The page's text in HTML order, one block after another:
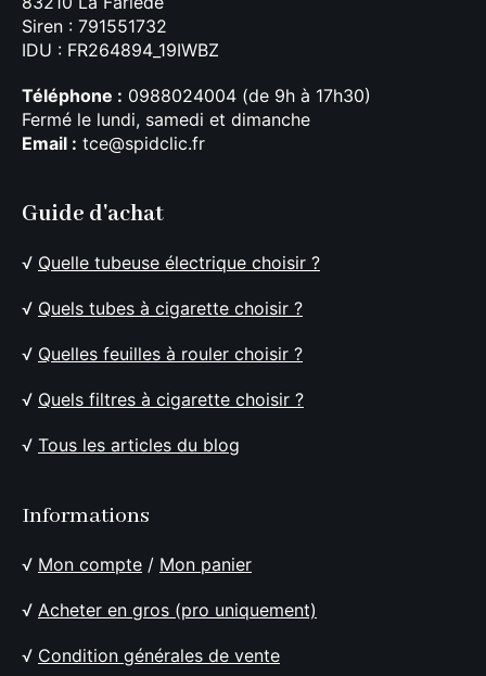
Siren : 791551732
IDU : FR264894_19IWBZ
Téléphone : 0988024004 (de 9h à 17h30)
Fermé le lundi, samedi et dimanche
Email : tce@spidclic.fr
Guide d'achat
√ Quelle tubeuse électrique choisir ?
√ Quels tubes à cigarette choisir ?
√ Quelles feuilles à rouler choisir ?
√ Quels filtres à cigarette choisir ?
√ Tous les articles du blog
Informations
√ Mon compte / Mon panier
√ Acheter en gros (pro uniquement)
√ Condition générales de vente